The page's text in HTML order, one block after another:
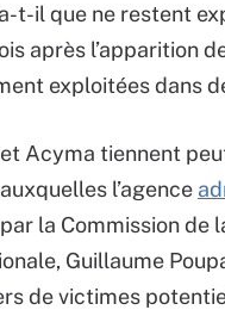
t-il que ne restent
après l’apparition
exploitées dans
et Acyma tiennent
l’agence
la Commission de
Guillaume
de victimes